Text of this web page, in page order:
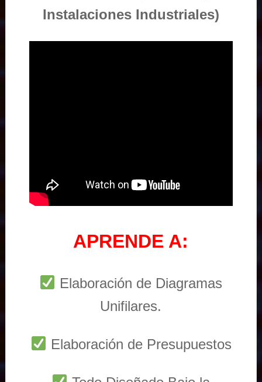
Instalaciones Industriales)
APRENDE A:
Elaboración de Diagramas
Unifilares.
Elaboración de Presupuestos